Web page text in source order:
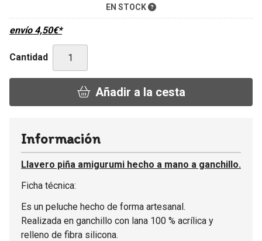
EN STOCK
envío 4,50€*
Cantidad
Añadir a la cesta
Información
Llavero piña amigurumi hecho a mano a ganchillo.
Ficha técnica:
Es un peluche hecho de forma artesanal.
Realizada en ganchillo con lana 100 % acrílica y
relleno de fibra silicona.